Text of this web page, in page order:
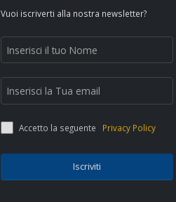
Vuoi iscriverti alla nostra newsletter?
Accetto la seguente Privacy Policy
Iscriviti